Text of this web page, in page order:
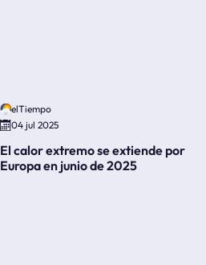
elTiempo
04 jul 2025
El calor extremo se extiende por
Europa en junio de 2025